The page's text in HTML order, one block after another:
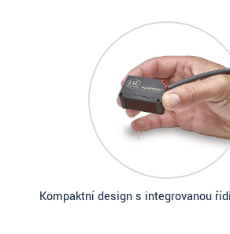
Kompaktní design s integrovanou